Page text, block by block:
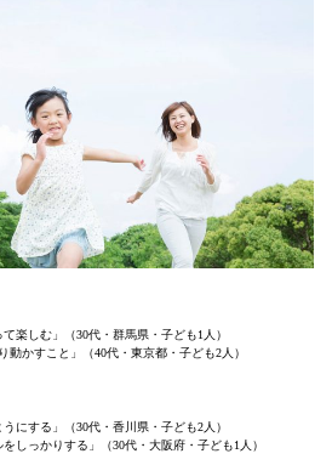
て楽しむ」（30代・群馬県・子ども1人）
動かすこと」（40代・東京都・子ども2人）
うにする」（30代・香川県・子ども2人）
しっかりする」（30代・大阪府・子ども1人）